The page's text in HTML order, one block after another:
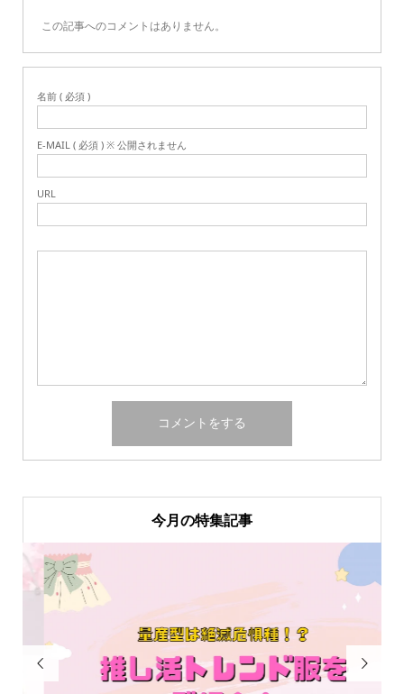
この記事へのコメントはありません。
名前 ( 必須 )
E-MAIL ( 必須 ) ※ 公開されません
URL
今月の特集記事
 